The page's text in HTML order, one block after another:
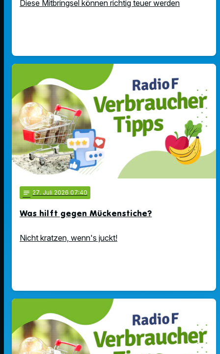
Diese Mitbringsel können richtig teuer werden
notes 27. Juli 2026 07:40
Was hilft gegen Mückenstiche?
Nicht kratzen, wenn's juckt!